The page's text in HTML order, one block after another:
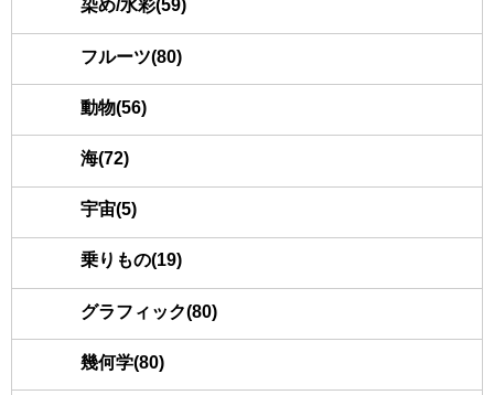
染め/水彩(59)
フルーツ(80)
動物(56)
海(72)
宇宙(5)
乗りもの(19)
グラフィック(80)
幾何学(80)